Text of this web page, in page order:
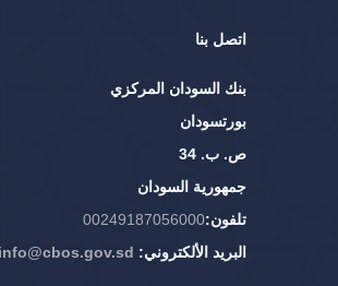
اتصل بنا
بنك السودان المركزي
بورتسودان
ص. ب. 34
جمهورية السودان
تلفون:00249187056000
البريد الألكتروني: info@cbos.gov.sd